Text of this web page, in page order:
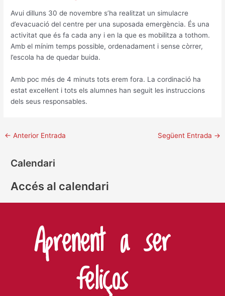
Avui dilluns 30 de novembre s’ha realitzat un simulacre
d’evacuació del centre per una suposada emergència. És una
activitat que és fa cada any i en la que es mobilitza a tothom.
Amb el mínim temps possible, ordenadament i sense còrrer,
l’escola ha de quedar buida.
Amb poc més de 4 minuts tots erem fora. La cordinació ha
estat excel·lent i tots els alumnes han seguit les instruccions
dels seus responsables.
← Anterior Entrada Següent Entrada →
Calendari
Accés al calendari
Aprenent a ser
feliços